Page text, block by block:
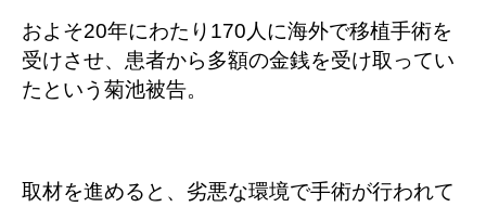
およそ20年にわたり170人に海外で移植手術を
受けさせ、患者から多額の金銭を受け取ってい
たという菊池被告。
取材を進めると、劣悪な環境で手術が行われて